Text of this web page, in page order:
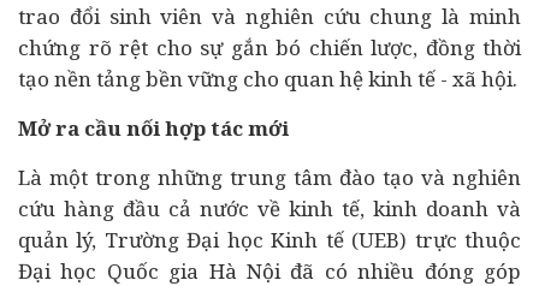
trao đổi sinh viên và nghiên cứu chung là minh
chứng rõ rệt cho sự gắn bó chiến lược, đồng thời
tạo nền tảng bền vững cho quan hệ kinh tế - xã hội.
Mở ra cầu nối hợp tác mới
Là một trong những trung tâm đào tạo và nghiên
cứu hàng đầu cả nước về kinh tế, kinh doanh và
quản lý, Trường Đại học Kinh tế (UEB) trực thuộc
Đại học Quốc gia Hà Nội đã có nhiều đóng góp